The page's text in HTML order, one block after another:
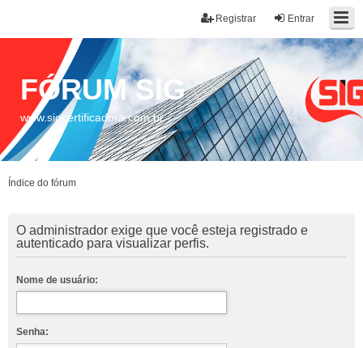
Entrar
Registrar
FÓRUM SIG
www.sigcertificadora.com.br
Índice do fórum
O administrador exige que você esteja registrado e
autenticado para visualizar perfis.
Nome de usuário:
Senha: